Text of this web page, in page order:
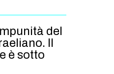
del
Il
è sotto